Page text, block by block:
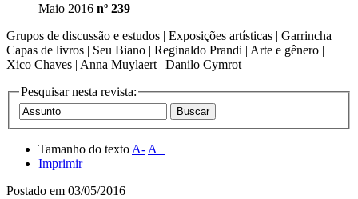
Maio 2016 nº 239
Grupos de discussão e estudos | Exposições artísticas | Garrincha |
Capas de livros | Seu Biano | Reginaldo Prandi | Arte e gênero |
Xico Chaves | Anna Muylaert | Danilo Cymrot
Pesquisar nesta revista:
Tamanho do texto A- A+
Imprimir
Postado em 03/05/2016